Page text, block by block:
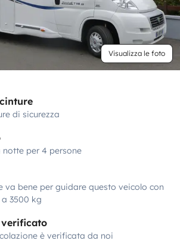
Visualizza le foto
di sicurezza
per 4 persone
va bene per guidare questo veicolo con
3500 kg
verificato
è verificata da noi